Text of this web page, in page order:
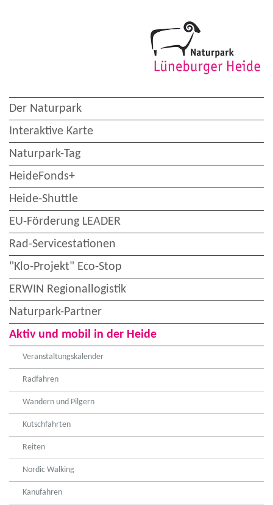
Der Naturpark
Interaktive Karte
Naturpark-Tag
HeideFonds+
Heide-Shuttle
EU-Förderung LEADER
Rad-Servicestationen
"Klo-Projekt" Eco-Stop
ERWIN Regionallogistik
Naturpark-Partner
Aktiv und mobil in der Heide
Veranstaltungskalender
Radfahren
Wandern und Pilgern
Kutschfahrten
Reiten
Nordic Walking
Kanufahren